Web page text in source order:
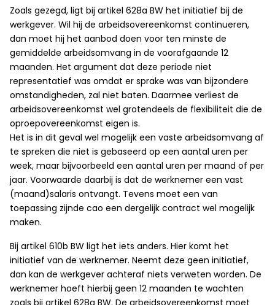
Zoals gezegd, ligt bij artikel 628a BW het initiatief bij de
werkgever. Wil hij de arbeidsovereenkomst continueren,
dan moet hij het aanbod doen voor ten minste de
gemiddelde arbeidsomvang in de voorafgaande 12
maanden. Het argument dat deze periode niet
representatief was omdat er sprake was van bijzondere
omstandigheden, zal niet baten. Daarmee verliest de
arbeidsovereenkomst wel grotendeels de flexibiliteit die de
oproepovereenkomst eigen is.
Het is in dit geval wel mogelijk een vaste arbeidsomvang af
te spreken die niet is gebaseerd op een aantal uren per
week, maar bijvoorbeeld een aantal uren per maand of per
jaar. Voorwaarde daarbij is dat de werknemer een vast
(maand)salaris ontvangt. Tevens moet een van
toepassing zijnde cao een dergelijk contract wel mogelijk
maken.
Bij artikel 610b BW ligt het iets anders. Hier komt het
initiatief van de werknemer. Neemt deze geen initiatief,
dan kan de werkgever achteraf niets verweten worden. De
werknemer hoeft hierbij geen 12 maanden te wachten